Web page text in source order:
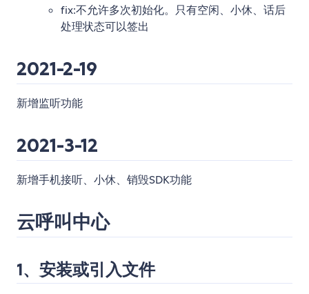
fix:不允许多次初始化。只有空闲、小休、话后
处理状态可以签出
2021-2-19
新增监听功能
2021-3-12
新增手机接听、小休、销毁SDK功能
云呼叫中心
1、安装或引入文件